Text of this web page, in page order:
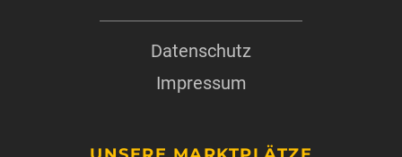
Datenschutz
Impressum